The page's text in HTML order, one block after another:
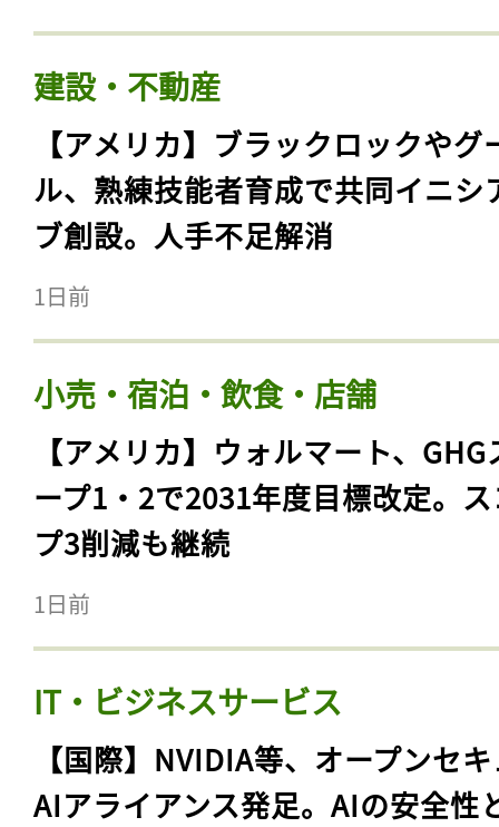
建設・不動産
【アメリカ】ブラックロックやグ
ル、熟練技能者育成で共同イニシ
ブ創設。人手不足解消
1日前
小売・宿泊・飲食・店舗
【アメリカ】ウォルマート、GHG
ープ1・2で2031年度目標改定。
プ3削減も継続
1日前
IT・ビジネスサービス
【国際】NVIDIA等、オープンセ
AIアライアンス発足。AIの安全性